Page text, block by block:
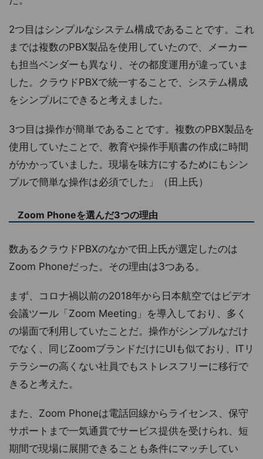
2つ目はシンプルなシステム構成であることです。これ
までは複数のPBX製品を使用していたので、メーカー
も担当ベンダーも異なり、その都度運用が違っていま
した。クラウドPBXで統一することで、システム構成
をシンプルにできると考えました。
3つ目は操作が簡単であることです。複数のPBX製品を
使用していたことで、教育や操作手順書の作成に時間
がかかっていました。現場を味方にするためにもシン
プルで簡単な操作は必須でした」（田上氏）
Zoom Phoneを選んだ3つの理由
数あるクラウドPBXのなかで田上氏が選定したのは
Zoom Phoneだった。その理由は3つある。
まず、コロナ禍以前の2018年から日本航空ではビデオ
会議ツール「Zoom Meeting」を導入しており、多く
の場面で利用していたことだ。操作がシンプルなだけ
でなく、同じZoomブランドだけにUIも似ており、ITリ
テラシーの高くない社員でもストレスフリーに移行で
きると考えた。
また、Zoom Phoneは電話回線からライセンス、保守
サポートまで一気通貫でサービス提供を受けられ、短
期間で現場に展開できることも条件にマッチしてい